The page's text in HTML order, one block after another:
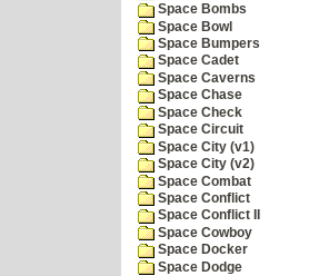
Space Bombs
Space Bowl
Space Bumpers
Space Cadet
Space Caverns
Space Chase
Space Check
Space Circuit
Space City (v1)
Space City (v2)
Space Combat
Space Conflict
Space Conflict II
Space Cowboy
Space Docker
Space Dodge